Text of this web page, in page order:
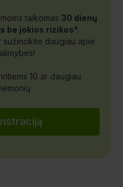
taikomas 30 dienų
be jokios rizikos*.
sužinokite daugiau apie
10 ar daugiau